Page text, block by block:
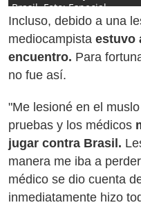
Brasil. Foto: Especial
Incluso, debido a una
mediocampista estuvo
encuentro. Para
no fue así.
"Me lesioné en el
pruebas y los médicos
jugar contra Brasil.
manera me iba a
médico se dio cuenta
inmediatamente hizo